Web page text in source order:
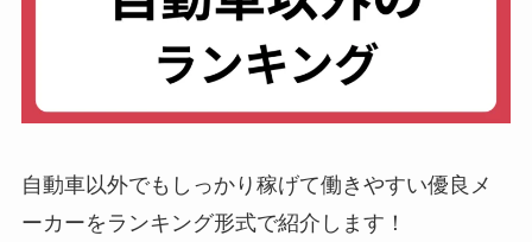
自動車以外でもしっかり稼げて働きやすい優良メ
ーカーをランキング形式で紹介します！